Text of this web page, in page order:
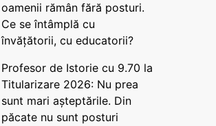
oamenii rămân fără posturi.
Ce se întâmplă cu
învățătorii, cu educatorii?
Profesor de Istorie cu 9.70 la
Titularizare 2026: Nu prea
sunt mari așteptările. Din
păcate nu sunt posturi